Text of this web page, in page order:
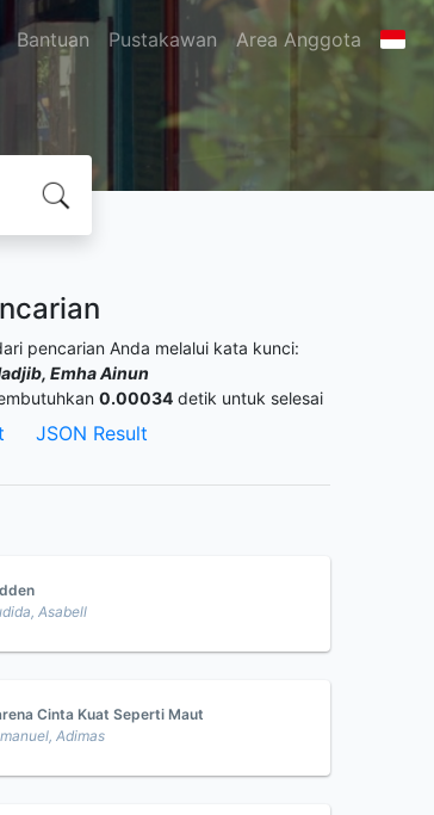
Bantuan Pustakawan Area Anggota
pencarian Anda melalui kata kunci:
Emha Ainun
0.00034 detik untuk selesai
JSON Result
Asabell
Cinta Kuat Seperti Maut
Adimas